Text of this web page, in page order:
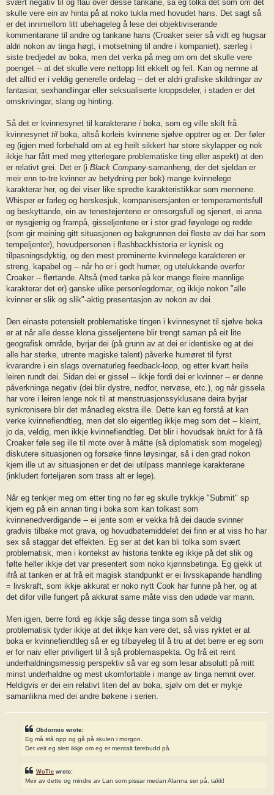
svært negativ til og flau over desse tankane, så eg tolka det som om det
skulle vere ein av hinta på at noko tukla med hovudet hans. Det sagt så
er det innimellom litt ubehageleg å lese dei objektiviserande
kommentarane til andre og tankane hans (Croaker seier så vidt eg hugsar
aldri nokon av tinga høgt, i motsetning til andre i kompaniet), særleg i
siste tredjedel av boka, men det verka på meg om om det skulle vere
poenget -- at det skulle vere nettopp litt ekkelt og feil. Kan og nemne at
det alltid er i veldig generelle ordelag -- det er aldri grafiske skildringar av
fantasiar, sexhandlingar eller seksualiserte kroppsdeler, i staden er det
omskrivingar, slang og hinting.
Så det er kvinnesynet til karakterane i boka, som eg ville skilt frå
kvinnesynet til boka, altså korleis kvinnene sjølve opptrer og er. Der føler
eg (igjen med forbehald om at eg heilt sikkert har store skylapper og nok
ikkje har fått med meg ytterlegare problematiske ting eller aspekt) at den
er relativt grei. Det er (i Black Company-samanheng, der det sjeldan er
meir enn to-tre kvinner av betydning per bok) mange kvinnelege
karakterar her, og dei viser like spredte karakteristikkar som mennene.
Whisper er farleg og herskesjuk, kompanisersjanten er temperamentsfull
og beskyttande, ein av tenestejentene er omsorgsfull og sjenert, ei anna
er nysgjerrig og frampå, gisseljentene er i stor grad føyelege og redde
(som gir meining gitt situasjonen og bakgrunnen dei fleste av dei har som
tempeljenter), hovudpersonen i flashbackhistoria er kynisk og
tilpasningsdyktig, og den mest prominente kvinnelege karakteren er
streng, kapabel og -- når ho er i godt humør, og utelukkande overfor
Croaker -- flørtande. Altså (med tanke på kor mange fleire mannlige
karakterar det er) ganske ulike personlegdomar, og ikkje nokon "alle
kvinner er slik og slik"-aktig presentasjon av nokon av dei.
Den einaste potensielt problematiske tingen i kvinnesynet til sjølve boka
er at når alle desse klona gisseljentene blir trengt saman på eit lite
geografisk område, byrjar dei (på grunn av at dei er identiske og at dei
alle har sterke, utrente magiske talent) påverke humøret til fyrst
kvarandre i ein slags overnaturleg feedback-loop, og etter kvart heile
leiren rundt dei. Sidan dei er gissel -- ikkje fordi dei er kvinner -- er denne
påverkninga negativ (dei blir dystre, nedfor, nervøse, etc.), og når gissela
har vore i leiren lenge nok til at menstruasjonssyklusane deira byrjar
synkronisere blir det månadleg ekstra ille. Dette kan eg forstå at kan
verke kvinnefiendtleg, men det slo eigentleg ikkje meg som det -- kleint,
jo da, veldig, men ikkje kvinnefiendtleg. Det blir i hovudsak brukt for å få
Croaker føle seg ille til mote over å måtte (så diplomatisk som mogeleg)
diskutere situasjonen og forsøke finne løysingar, så i den grad nokon
kjem ille ut av situasjonen er det dei utilpass mannlege karakterane
(inkludert forteljaren som trass alt er lege).
Når eg tenkjer meg om etter ting no før eg skulle trykkje "Submit" sp
kjem eg på ein annan ting i boka som kan tolkast som
kvinnenedverdigande -- ei jente som er vekka frå dei daude svinner
gradvis tilbake mot grava, og hovudbøtemiddelet dei finn er at viss ho har
sex så staggar det effekten. Eg ser at det kan bli tolka som svært
problematisk, men i kontekst av historia tenkte eg ikkje på det slik og
følte heller ikkje det var presentert som noko kjønnsbetinga. Eg gjekk ut
ifrå at tanken er at frå eit magisk standpunkt er ei livsskapande handling
= livskraft, som ikkje akkurat er noko nytt Cook har funne på her, og at
det difor ville fungert på akkurat same måte viss den udøde var mann.
Men igjen, berre fordi eg ikkje såg desse tinga som så veldig
problematisk tyder ikkje at det ikkje kan vere det, så viss ryktet er at
boka er kvinnefiendtleg så er eg tilbøyeleg til å tru at det berre er eg som
er for naiv eller priviligert til å sjå problemaspekta. Og frå eit reint
underhaldningsmessig perspektiv så var eg som lesar absolutt på mitt
minst underhaldne og mest ukomfortable i mange av tinga nemnt over.
Heldigvis er dei ein relativt liten del av boka, sjølv om det er mykje
samanlikna med dei andre bøkene i serien.
Obdormio wrote:
Eg må stå opp og gå på skulen i morgon.
Det veit eg slett ikkje om eg er mentalt førebudd på.
WoTle wrote:
Meir av dette og mindre av Lan som pissar medan Alanna ser på, takk!